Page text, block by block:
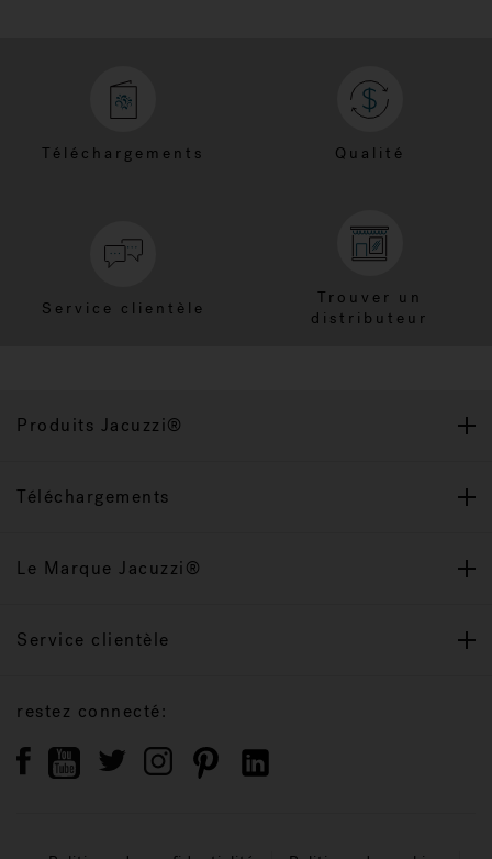
Téléchargements Qualité
Service clientèle
Trouver un
distributeur
Produits Jacuzzi®
Téléchargements
Le Marque Jacuzzi®
Service clientèle
restez connecté: